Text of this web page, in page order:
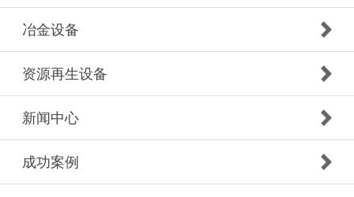
冶金设备
资源再生设备
新闻中心
成功案例